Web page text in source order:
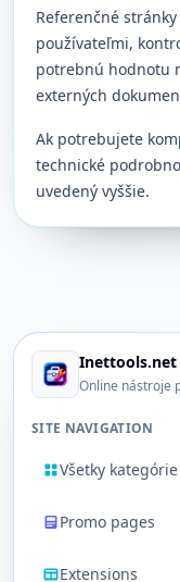
Referenčné
používateľmi,
potrebnú hodnotu
externých
Ak potrebujete
technické
uvedený vyššie.
Inettools.net
Online nástroje
SITE NAVIGATION
Všetky kategórie
Promo pages
Extensions